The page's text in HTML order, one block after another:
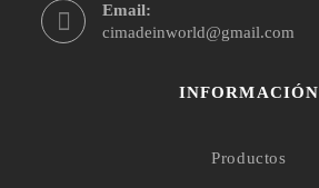
Email:
cimadeinworld@gmail.com
INFORMACIÓN
Productos